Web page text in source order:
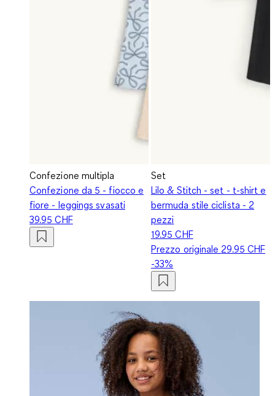
Confezione multipla
Confezione da 5 - fiocco e
fiore - leggings svasati
39.95 CHF
Set
Lilo & Stitch - set - t-shirt e
bermuda stile ciclista - 2
pezzi
19.95 CHF
Prezzo originale 29.95 CHF
-33%